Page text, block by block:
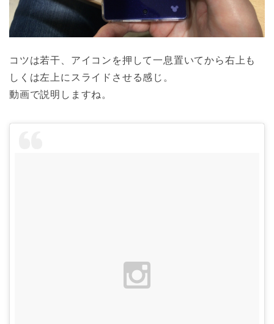
コツは若干、アイコンを押して一息置いてから右上も
しくは左上にスライドさせる感じ。
動画で説明しますね。